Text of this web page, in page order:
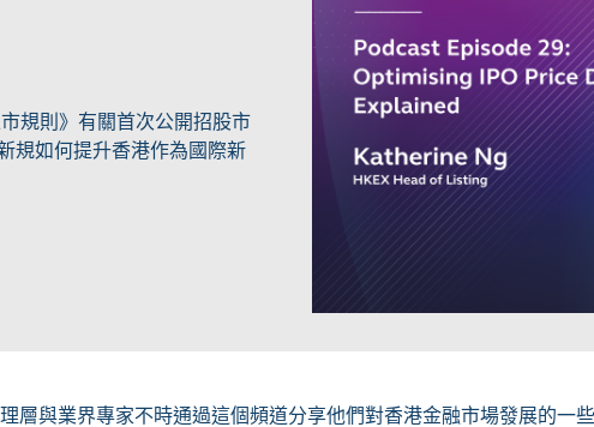
規則》有關首次公開招股市
規如何提升香港作為國際新
層與業界專家不時通過這個頻道分享他們對香港金融市場發展的一